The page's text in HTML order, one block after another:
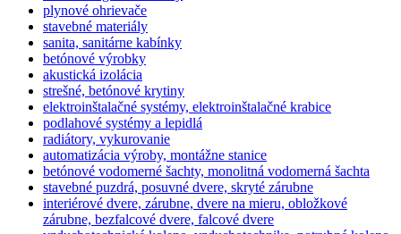
plynové ohrievače
stavebné materiály
sanita, sanitárne kabínky
betónové výrobky
akustická izolácia
strešné, betónové krytiny
elektroinštalačné systémy, elektroinštalačné krabice
podlahové systémy a lepidlá
radiátory, vykurovanie
automatizácia výroby, montážne stanice
betónové vodomerné šachty, monolitná vodomerná šachta
stavebné puzdrá, posuvné dvere, skryté zárubne
interiérové dvere, zárubne, dvere na mieru, obložkové
zárubne, bezfalcové dvere, falcové dvere